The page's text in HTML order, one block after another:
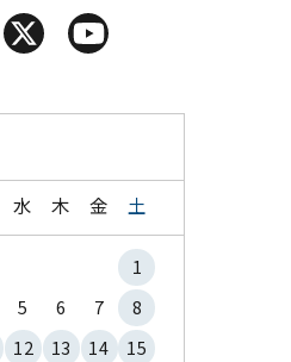
水 木 金 土
1
5 6 7
8
12 13 14
15